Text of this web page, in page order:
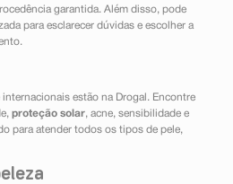
garantida. Além disso, pode
para esclarecer dúvidas e escolher a
estão na Drogal. Encontre
proteção solar, acne, sensibilidade e
para atender todos os tipos de pele,